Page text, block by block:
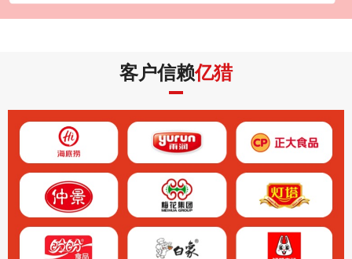
客户信赖亿猎